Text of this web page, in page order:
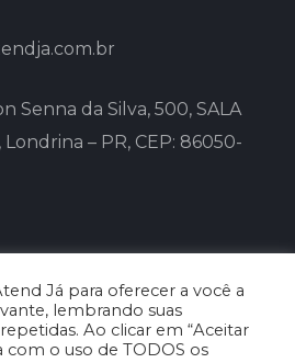
Senna da Silva, 500, SALA
– PR, CEP: 86050-
LTDA - CNPJ:
Já para oferecer a você a
lembrando suas
Ao clicar em “Aceitar
com o uso de TODOS os